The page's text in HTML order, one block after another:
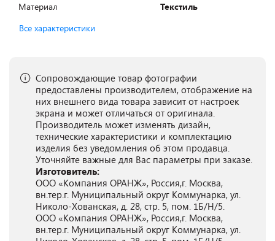
Материал
Текстиль
Все характеристики
Сопровождающие товар фотографии
предоставлены производителем, отображение на
них внешнего вида товара зависит от настроек
экрана и может отличаться от оригинала.
Производитель может изменять дизайн,
технические характеристики и комплектацию
изделия без уведомления об этом продавца.
Уточняйте важные для Вас параметры при заказе.
Изготовитель:
ООО «Компания ОРАНЖ», Россия,г. Москва,
вн.тер.г. Муниципальный округ Коммунарка, ул.
Николо-Хованская, д. 28, стр. 5, пом. 1Б/Н/5.
ООО «Компания ОРАНЖ», Россия,г. Москва,
вн.тер.г. Муниципальный округ Коммунарка, ул.